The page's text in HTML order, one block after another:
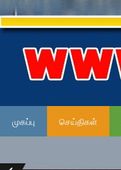
முகப்பு செய்திகள்